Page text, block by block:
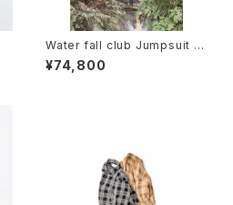
Water fall club Jumpsuit bl
ack
¥74,800